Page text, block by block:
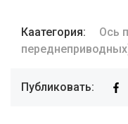
Каатегория:
Ось
Публиковать: